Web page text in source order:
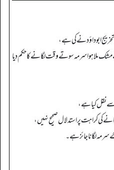
ابو داؤد نے کی ہے،
ملا ہوا سرمہ سوتے وقت لگانے کا حکم دیا
نقل کیا ہے،
کراہت پر استدلال صحیح نہیں،
لگانا جائز ہے۔